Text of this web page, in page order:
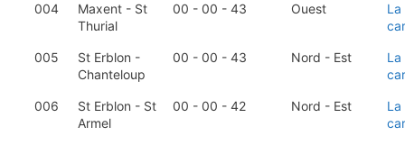
004
Maxent - St
Thurial
00 - 00 - 43 Ouest
La
005
St Erblon -
Chanteloup
00 - 00 - 43 Nord - Est
La
006
St Erblon - St
Armel
00 - 00 - 42 Nord - Est
La